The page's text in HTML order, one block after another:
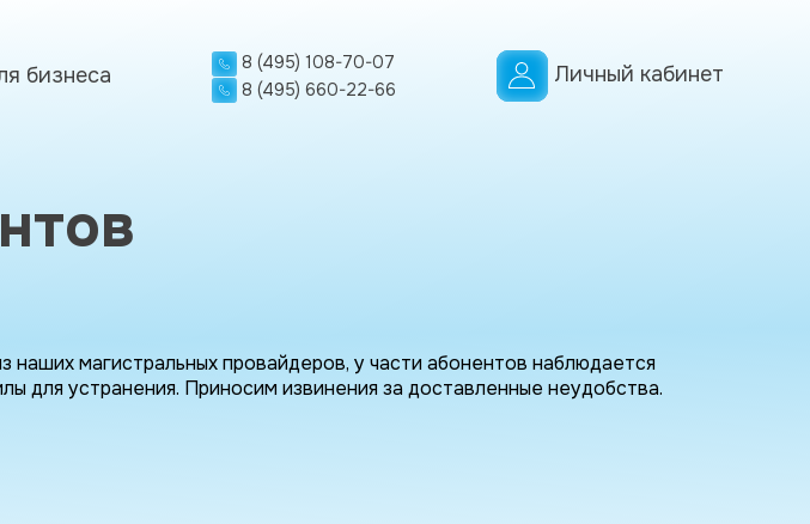
бизнеса
8 (495) 108-70-07
8 (495) 660-22-66
Личный кабинет
магистральных провайдеров, у части абонентов наблюдается
для устранения. Приносим извинения за доставленные неудобства.